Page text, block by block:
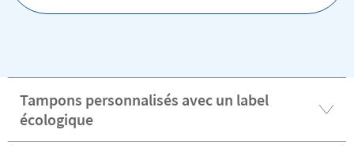
Tampons personnalisés avec un label
écologique